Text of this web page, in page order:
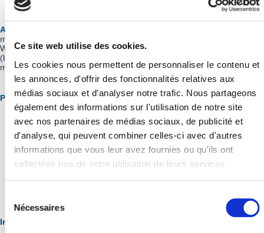
Ce site web utilise des cookies.
Les cookies nous permettent de personnaliser le contenu et
les annonces, d'offrir des fonctionnalités relatives aux
médias sociaux et d'analyser notre trafic. Nous partageons
également des informations sur l'utilisation de notre site
avec nos partenaires de médias sociaux, de publicité et
d'analyse, qui peuvent combiner celles-ci avec d'autres
informations que vous leur avez fournies ou qu'ils ont
collectées lors de votre utilisation de leurs services.
consentement
Nécessaires
Au programme :
multimédias, musique...), des sorties (Astérix, stade de France, Smile
Word, Paris-plage, chute libre...), des animations pour tous les goûts
(brunch débat, cuisine, tournois, balade en vélo, beauté et bien-être,
mode...)
Pendant les vacances les jeunes peuvent :
Accéder librement à l'Accueil Jeunes,
tous les jours entre
10h30 et 18h30 grâce à l'adhésion annuelle ou mensuelle
(valable tant en période scolaire que pendant les vacances)
S'inscrire aux différents stages et aux sorties proposés -
Informations complémentaires :